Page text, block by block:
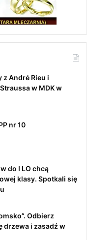
André Rieu i
w MDK w
nr 10
do I LO chcą
klasy. Spotkali się
Odbierz
drzewa i zasadź w